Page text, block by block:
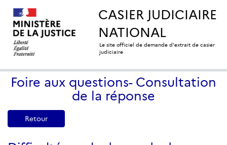
CASIER JUDICIAIRE
NATIONAL
Le site officiel de demande d'extrait de casier
judiciaire
Foire aux questions- Consultation
de la réponse
Retour